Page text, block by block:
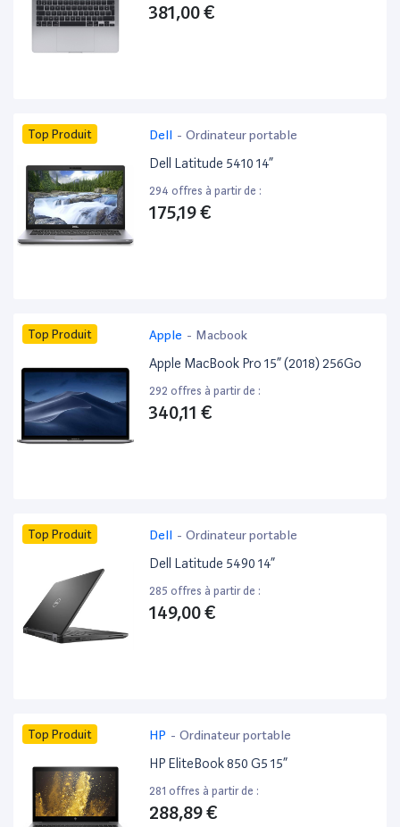
381,00 €
Top Produit Dell - Ordinateur portable
Dell Latitude 5410 14”
294 offres à partir de :
175,19 €
Top Produit Apple - Macbook
Apple MacBook Pro 15” (2018) 256Go
292 offres à partir de :
340,11 €
Top Produit Dell - Ordinateur portable
Dell Latitude 5490 14”
285 offres à partir de :
149,00 €
Top Produit HP - Ordinateur portable
HP EliteBook 850 G5 15”
281 offres à partir de :
288,89 €